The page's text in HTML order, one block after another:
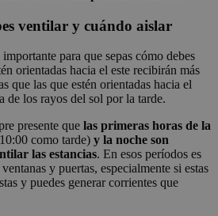
ventilar y cuándo aislar
para que sepas cómo debes
orientadas hacia el este recibirán más
que las que estén orientadas hacia el
de los rayos del sol por la tarde.
presente quelas primeras horas de la
como tarde)y la noche son
las estancias. En esos períodos es
y puertas, especialmente si estas
y puedes generar corrientes que